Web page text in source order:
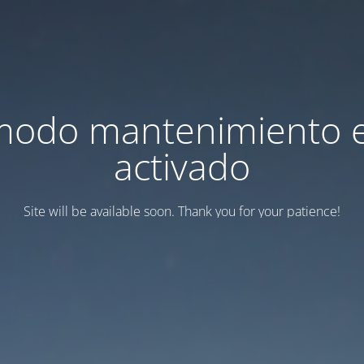
mantenimiento
activado
Site will be available soon. Thank you for your patience!